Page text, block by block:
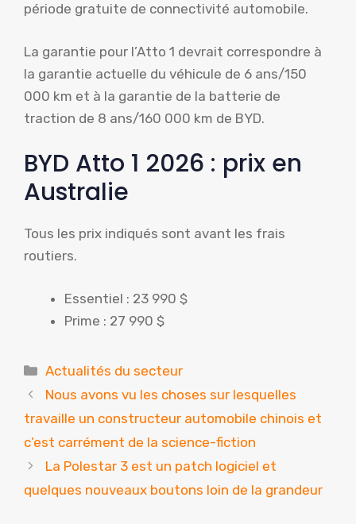
période gratuite de connectivité automobile.
La garantie pour l’Atto 1 devrait correspondre à
la garantie actuelle du véhicule de 6 ans/150
000 km et à la garantie de la batterie de
traction de 8 ans/160 000 km de BYD.
BYD Atto 1 2026 : prix en
Australie
Tous les prix indiqués sont avant les frais
routiers.
Essentiel : 23 990 $
Prime : 27 990 $
Catégories
Actualités du secteur
Nous avons vu les choses sur lesquelles
travaille un constructeur automobile chinois et
c’est carrément de la science-fiction
La Polestar 3 est un patch logiciel et
quelques nouveaux boutons loin de la grandeur